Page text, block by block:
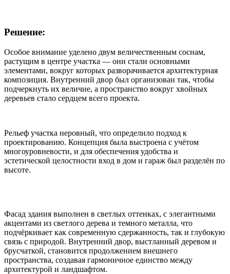
Решение:
Особое внимание уделено двум величественным соснам,
растущим в центре участка — они стали основными
элементами, вокруг которых разворачивается архитектурная
композиция. Внутренний двор был организован так, чтобы
подчеркнуть их величие, а пространство вокруг хвойных
деревьев стало сердцем всего проекта.
Рельеф участка неровный, что определило подход к
проектированию. Концепция была выстроена с учётом
многоуровневости, и для обеспечения удобства и
эстетической целостности вход в дом и гараж был разделён по
высоте.
Фасад здания выполнен в светлых оттенках, с элегантными
акцентами из светлого дерева и темного металла, что
подчёркивает как современную сдержанность, так и глубокую
связь с природой. Внутренний двор, выстланный деревом и
брусчаткой, становится продолжением внешнего
пространства, создавая гармоничное единство между
архитектурой и ландшафтом.